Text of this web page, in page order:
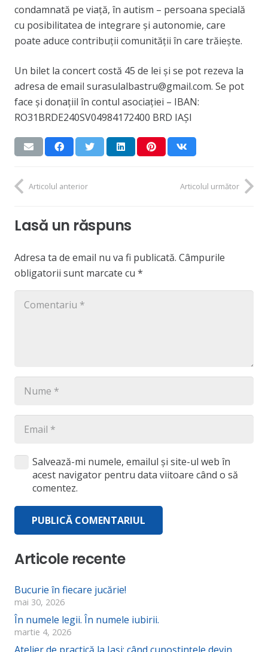
condamnată pe viață, în autism – persoana specială
cu posibilitatea de integrare și autonomie, care
poate aduce contribuții comunității în care trăiește.
Un bilet la concert costă 45 de lei şi se pot rezeva la
adresa de email surasulalbastru@gmail.com. Se pot
face şi donaţiil în contul asociației – IBAN:
RO31BRDE240SV04984172400 BRD IAȘI
Articolul anterior Articolul următor
Lasă un răspuns
Adresa ta de email nu va fi publicată. Câmpurile
obligatorii sunt marcate cu *
Salvează-mi numele, emailul și site-ul web în
acest navigator pentru data viitoare când o să
comentez.
PUBLICĂ COMENTARIUL
Articole recente
Bucurie în fiecare jucărie!
mai 30, 2026
În numele legii. În numele iubirii.
martie 4, 2026